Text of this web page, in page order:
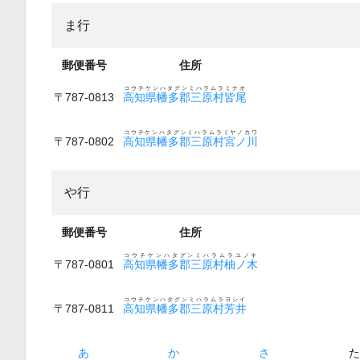
ま行
郵便番号 住所
〒787-0813 高知県幡多郡三原村皆尾
コウチケンハタグンミハラムラミナオ
〒787-0802 高知県幡多郡三原村宮ノ川
コウチケンハタグンミハラムラミヤノカワ
や行
郵便番号 住所
〒787-0801 高知県幡多郡三原村柚ノ木
コウチケンハタグンミハラムラユノキ
〒787-0811 高知県幡多郡三原村芳井
コウチケンハタグンミハラムラヨシイ
あ か さ た